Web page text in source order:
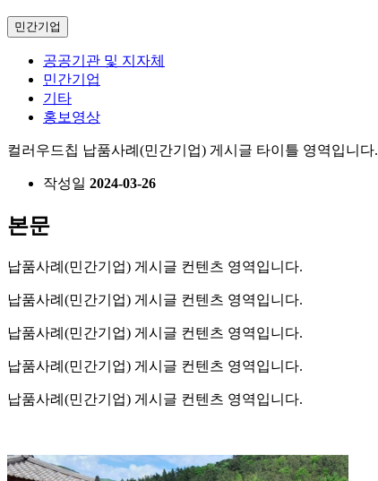
민간기업
공공기관 및 지자체
민간기업
기타
홍보영상
컬러우드칩 납품사례(민간기업) 게시글 타이틀 영역입니다.
작성일 2024-03-26
본문
납품사례(민간기업) 게시글 컨텐츠 영역입니다.
납품사례(민간기업) 게시글 컨텐츠 영역입니다.
납품사례(민간기업) 게시글 컨텐츠 영역입니다.
납품사례(민간기업) 게시글 컨텐츠 영역입니다.
납품사례(민간기업) 게시글 컨텐츠 영역입니다.